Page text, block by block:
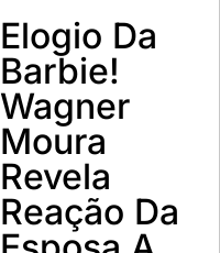
Elogio Da
Barbie!
Wagner
Moura
Revela
Reação Da